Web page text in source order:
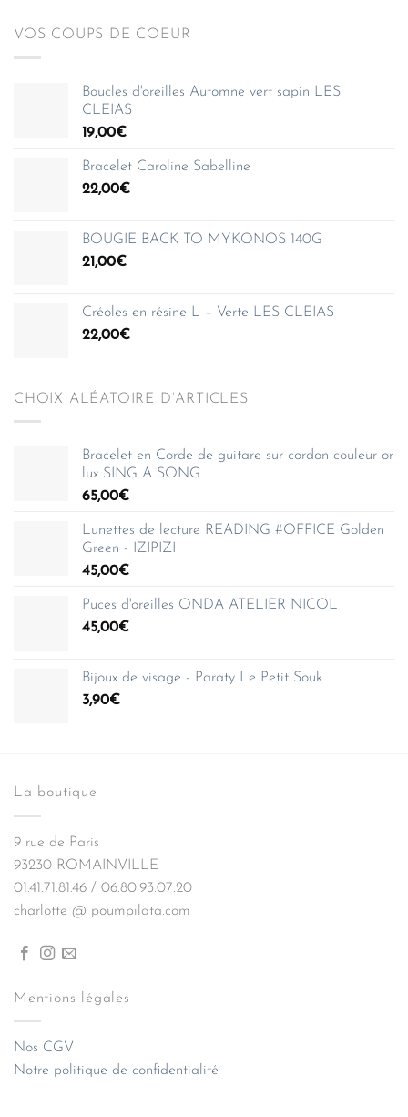
VOS COUPS DE COEUR
Boucles d'oreilles Automne vert sapin LES
CLEIAS
19,00€
Bracelet Caroline Sabelline
22,00€
BOUGIE BACK TO MYKONOS 140G
21,00€
Créoles en résine L – Verte LES CLEIAS
22,00€
CHOIX ALÉATOIRE D’ARTICLES
Bracelet en Corde de guitare sur cordon couleur or
lux SING A SONG
65,00€
Lunettes de lecture READING #OFFICE Golden
Green - IZIPIZI
45,00€
Puces d'oreilles ONDA ATELIER NICOL
45,00€
Bijoux de visage - Paraty Le Petit Souk
3,90€
La boutique
9 rue de Paris
93230 ROMAINVILLE
01.41.71.81.46 / 06.80.93.07.20
charlotte @ poumpilata.com
Mentions légales
Nos CGV
Notre politique de confidentialité